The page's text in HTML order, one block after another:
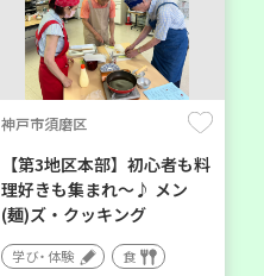
神戸市須磨区
【第3地区本部】初心者も料
理好きも集まれ～♪ メン
(麺)ズ・クッキング
学び・体験 食